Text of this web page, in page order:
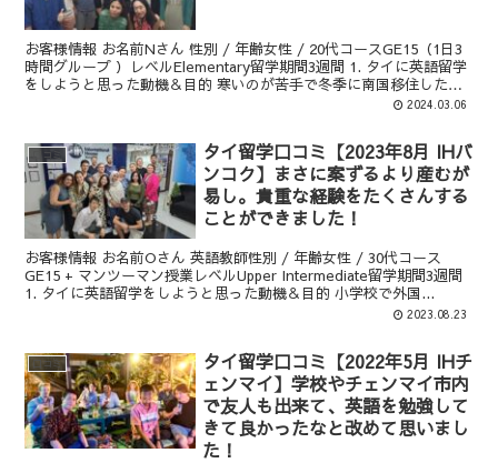
お客様情報 お名前Nさん 性別 / 年齢女性 / 20代コースGE15（1日3
時間グループ ）レベルElementary留学期間3週間 1. タイに英語留学
をしようと思った動機＆目的 寒いのが苦手で冬季に南国移住した
2024.03.06
口コミ
タイ留学口コミ【2023年8月 IHバ
ンコク】まさに案ずるより産むが
易し。貴重な経験をたくさんする
ことができました！
お客様情報 お名前Oさん 英語教師性別 / 年齢女性 / 30代コース
GE15 + マンツーマン授業レベルUpper Intermediate留学期間3週間
1. タイに英語留学をしようと思った動機＆目的 小学校で外国...
2023.08.23
口コミ
タイ留学口コミ【2022年5月 IHチ
ェンマイ】学校やチェンマイ市内
で友人も出来て、英語を勉強して
きて良かったなと改めて思いまし
た！